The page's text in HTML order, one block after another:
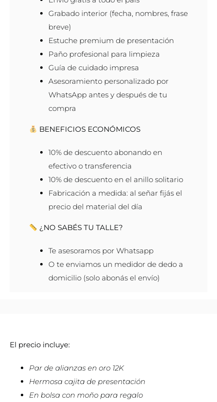
Grabado interior (fecha, nombres, frase
breve)
Estuche premium de presentación
Paño profesional para limpieza
Guía de cuidado impresa
Asesoramiento personalizado por
WhatsApp antes y después de tu
compra
BENEFICIOS ECONÓMICOS
10% de descuento abonando en
efectivo o transferencia
10% de descuento en el anillo solitario
Fabricación a medida: al señar fijás el
precio del material del día
¿NO SABÉS TU TALLE?
Te asesoramos por Whatsapp
O te enviamos un medidor de dedo a
domicilio (solo abonás el envío)
El precio incluye:
Par de alianzas en oro 12K
Hermosa cajita de presentación
En bolsa con moño para regalo